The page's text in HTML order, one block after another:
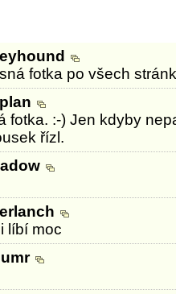
fotka po všech
fotka. :-) Jen kdyby
řízl.
líbí moc